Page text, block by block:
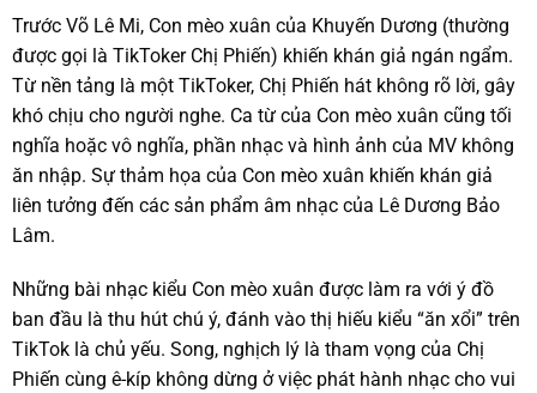
Trước Võ Lê Mi, Con mèo xuân của Khuyến Dương (thường
được gọi là TikToker Chị Phiến) khiến khán giả ngán ngẩm.
Từ nền tảng là một TikToker, Chị Phiến hát không rõ lời, gây
khó chịu cho người nghe. Ca từ của Con mèo xuân cũng tối
nghĩa hoặc vô nghĩa, phần nhạc và hình ảnh của MV không
ăn nhập. Sự thảm họa của Con mèo xuân khiến khán giả
liên tưởng đến các sản phẩm âm nhạc của Lê Dương Bảo
Lâm.
Những bài nhạc kiểu Con mèo xuân được làm ra với ý đồ
ban đầu là thu hút chú ý, đánh vào thị hiếu kiểu “ăn xổi” trên
TikTok là chủ yếu. Song, nghịch lý là tham vọng của Chị
Phiến cùng ê-kíp không dừng ở việc phát hành nhạc cho vui